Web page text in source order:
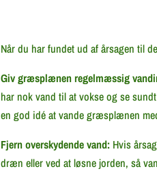
Når du har fundet ud af årsagen til
Giv græsplænen regelmæssig
har nok vand til at vokse og se
en god idé at vande græsplænen
Fjern overskydende vand: Hvis
dræn eller ved at løsne jorden, så